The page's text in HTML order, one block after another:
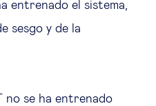
entrenado el sistema,
sesgo y de la
no se ha entrenado